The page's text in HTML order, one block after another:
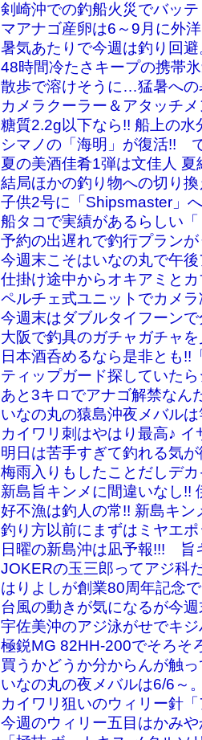
剣崎沖での釣船火災でバッ
マアナゴ産卵は6～9月に外
暑気あたりで今週は釣り回
48時間冷たさキープの携帯
散歩で溶けそうに…猛暑へ
カメラクーラー＆アタッチ
糖質2.2g以下なら!! 船上の
シマノの「海明」が復活!!
夏の美酒佳肴1弾は文佳人
結局ほかの釣り物への切り
子供2号に「Shipsmaster」
船タコで実績があるらしい
予約の出遅れで釣行プラン
今週末こそはいなの丸で午
仕掛け途中からオキアミと
ペルチェ式ユニットでカメ
今週末はダブルタイフーン
大阪で釣具のガチャガチャ
日本酒呑めるなら是非とも!!
ティップガード探していた
あと3キロでアナゴ解禁なん
いなの丸の猿島沖夜メバル
カイワリ刺はやはり最高♪
明日は苦手すぎて釣れる気
梅雨入りもしたことだしデ
新島旨キンメに間違いなし!!
好不漁は釣人の常!! 新島キ
釣り方以前にまずはミヤエ
日曜の新島沖は凪予報!!! 旨
JOKERの玉三郎ってアジ科
はりよしが創業80周年記念
台風の動きが気になるが今
宇佐美沖のアジ泳がせでキ
極鋭MG 82HH-200でそろそ
買うかどうか分からんが触
いなの丸の夜メバルは6/6～
カイワリ狙いのウィリー針
今週のウィリー五目はかみ